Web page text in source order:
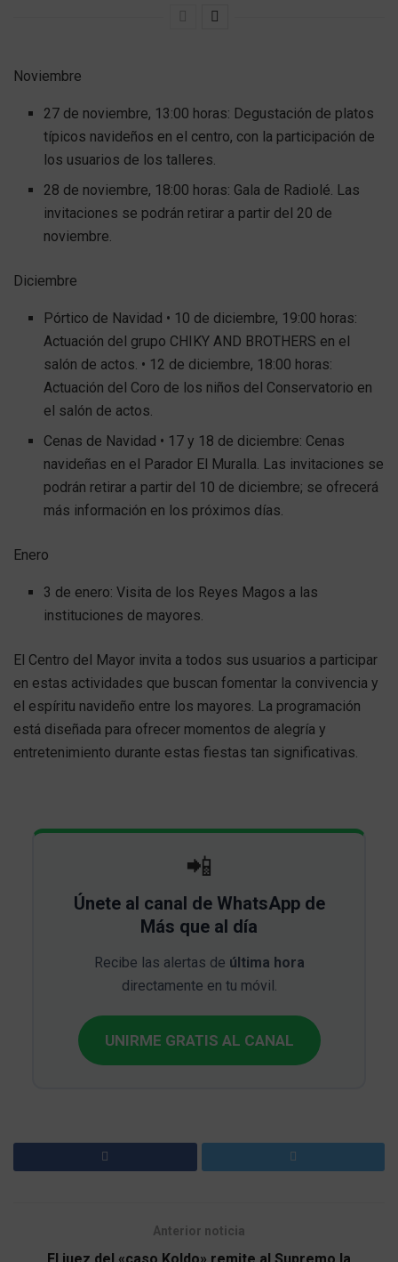
Noviembre
27 de noviembre, 13:00 horas: Degustación de platos
típicos navideños en el centro, con la participación de
los usuarios de los talleres.
28 de noviembre, 18:00 horas: Gala de Radiolé. Las
invitaciones se podrán retirar a partir del 20 de
noviembre.
Diciembre
Pórtico de Navidad • 10 de diciembre, 19:00 horas:
Actuación del grupo CHIKY AND BROTHERS en el
salón de actos. • 12 de diciembre, 18:00 horas:
Actuación del Coro de los niños del Conservatorio en
el salón de actos.
Cenas de Navidad • 17 y 18 de diciembre: Cenas
navideñas en el Parador El Muralla. Las invitaciones se
podrán retirar a partir del 10 de diciembre; se ofrecerá
más información en los próximos días.
Enero
3 de enero: Visita de los Reyes Magos a las
instituciones de mayores.
El Centro del Mayor invita a todos sus usuarios a participar
en estas actividades que buscan fomentar la convivencia y
el espíritu navideño entre los mayores. La programación
está diseñada para ofrecer momentos de alegría y
entretenimiento durante estas fiestas tan significativas.
📲
Únete al canal de WhatsApp de
Más que al día
Recibe las alertas de última hora
directamente en tu móvil.
UNIRME GRATIS AL CANAL
Anterior noticia